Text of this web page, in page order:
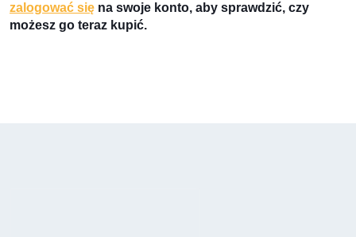
zalogować się na swoje konto, aby sprawdzić, czy
możesz go teraz kupić.